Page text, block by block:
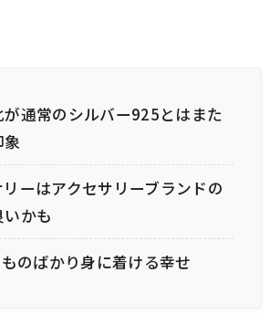
通常のシルバー925とはまた
象
リーはアクセサリーブランドの
かも
のばかり身に着ける幸せ